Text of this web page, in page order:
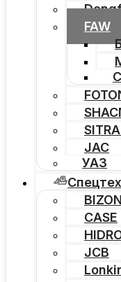
FAW
JAC
УАЗ
BIZON
CASE
JCB